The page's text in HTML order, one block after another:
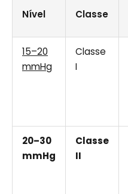
Nível Classe
15–20
mmHg
Classe
I
20–30
mmHg
Classe
II